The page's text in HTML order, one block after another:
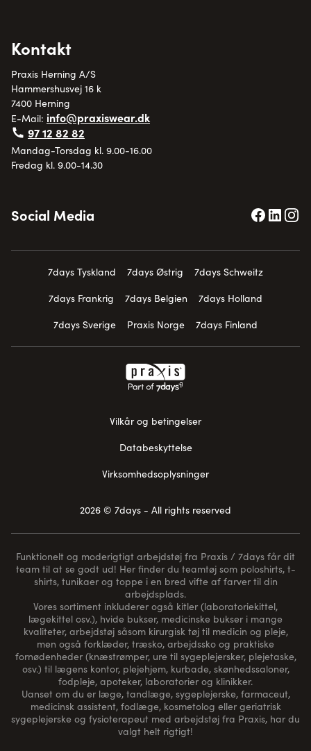
Kontakt
Praxis Herning A/S
Hammershusvej 16 k
7400 Herning
E-Mail: info@praxiswear.dk
97 12 82 82
Mandag-Torsdag kl. 9.00-16.00
Fredag kl. 9.00-14.30
Social Media
7days Tyskland 7days Østrig
7days Schweitz
7days Frankrig
7days Belgien
7days Holland
7days Sverige
Praxis Norge 7days Finland
Vilkår og betingelser
Databeskyttelse
Virksomhedsoplysninger
2026 © 7days - All rights reserved
Funktionelt og moderigtigt arbejdstøj fra Praxis / 7days får dit
team til at se godt ud! Her finder du teamtøj som poloshirts, t-
shirts, tunikaer og toppe i en bred vifte af farver til din
arbejdsplads.
Vores sortiment inkluderer også kitler (laboratoriekittel,
lægekittel osv.), hvide bukser, medicinske bukser i mange
kvaliteter, arbejdstøj såsom kirurgisk tøj til medicin og pleje,
men også forklæder, træsko, arbejdssko og praktiske
fornødenheder (knæstrømper, ure til sygeplejersker, plejetaske,
osv.) til lægens kontor, plejehjem, kurbade, skønhedssaloner,
fodpleje, apoteker, laboratorier og klinikker.
Uanset om du er læge, tandlæge, sygeplejerske, farmaceut,
medicinsk assistent, fodlæge, kosmetolog eller geriatrisk
sygeplejerske og fysioterapeut med arbejdstøj fra Praxis, har du
valgt helt rigtigt!